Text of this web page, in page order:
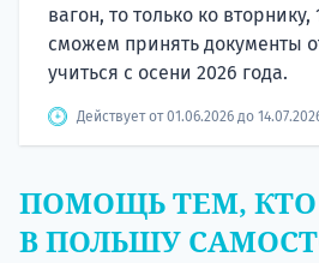
вагон, то только ко
сможем принять документы
учиться с осени 2026 года.
Действует от 01.06.2026 до
ПОМОЩЬ ТЕМ,
В ПОЛЬШУ